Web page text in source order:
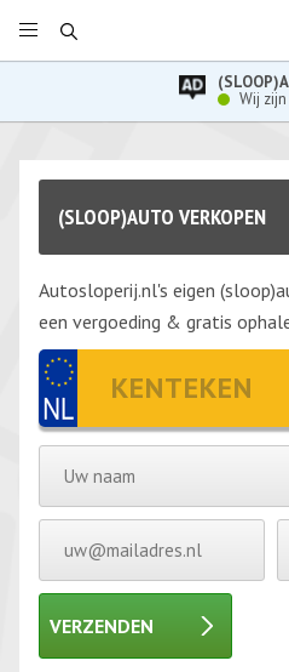
Wij
(SLOOP)AUTO VERKOPEN
Autosloperij.nl's eigen
een vergoeding & gratis
VERZENDEN